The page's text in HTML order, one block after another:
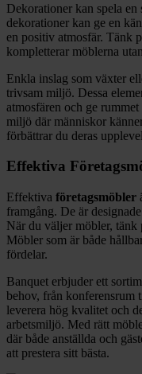
Dekorationer kan spela
dekorationer kan ge en
en positiv atmosfär. Tänk
kompletterar möblerna
Enkla inslag som växter
trivsam miljö. Dessa
atmosfären och ge
miljö där människor
förbättrar du deras
Effektiva
Effektiva företagsmöbler
framgång. De är
När du väljer möbler, tänk
Möbler som är både
fördelar.
Banquet erbjuder ett
behov, från konferensrum
leverera hög kvalitet och
arbetsmiljö. Med rätt
där både anställda och
att prestera sitt bästa.